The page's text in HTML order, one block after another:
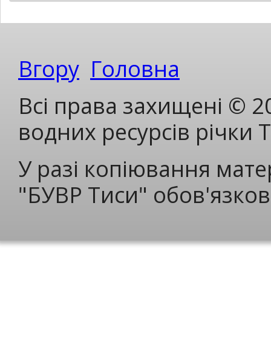
Вгору Головна
Всі права захищені ©
водних ресурсів річки
У разі копіювання
"БУВР Тиси"